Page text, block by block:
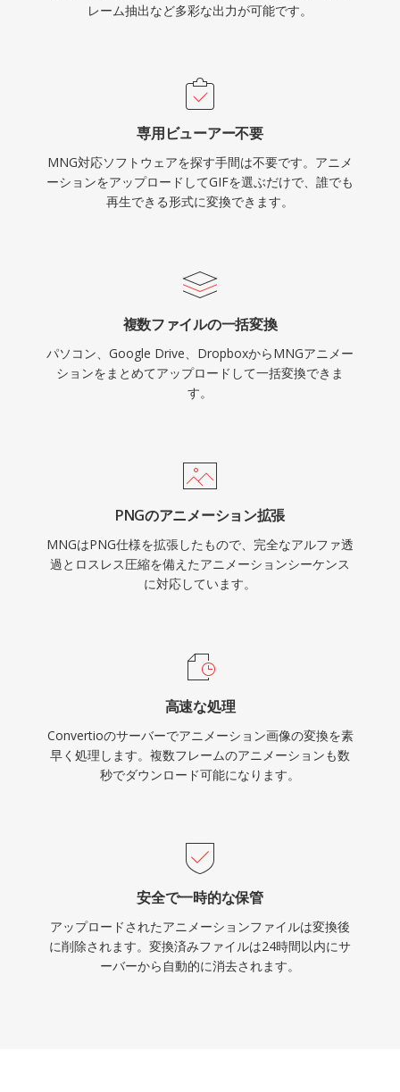
レーム抽出など多彩な出力が可能です。
専用ビューアー不要
MNG対応ソフトウェアを探す手間は不要です。アニメ
ーションをアップロードしてGIFを選ぶだけで、誰でも
再生できる形式に変換できます。
複数ファイルの一括変換
パソコン、Google Drive、DropboxからMNGアニメー
ションをまとめてアップロードして一括変換できま
す。
PNGのアニメーション拡張
MNGはPNG仕様を拡張したもので、完全なアルファ透
過とロスレス圧縮を備えたアニメーションシーケンス
に対応しています。
高速な処理
Convertioのサーバーでアニメーション画像の変換を素
早く処理します。複数フレームのアニメーションも数
秒でダウンロード可能になります。
安全で一時的な保管
アップロードされたアニメーションファイルは変換後
に削除されます。変換済みファイルは24時間以内にサ
ーバーから自動的に消去されます。